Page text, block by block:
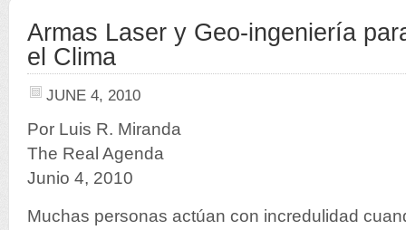
Armas Laser y Geo-ingeniería
el Clima
JUNE 4, 2010
Por Luis R. Miranda
The Real Agenda
Junio 4, 2010
Muchas personas actúan con incredulidad